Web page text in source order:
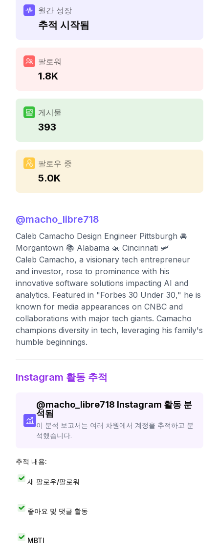
월간 성장
추적 시작됨
팔로워
1.8K
게시물
393
팔로우 중
5.0K
@macho_libre718
Caleb Camacho Design Engineer Pittsburgh 🚘
Morgantown 📚 Alabama 🚁 Cincinnati 🛩
Caleb Camacho, a visionary tech entrepreneur
and investor, rose to prominence with his
innovative software solutions impacting AI and
analytics. Featured in "Forbes 30 Under 30," he is
known for media appearances on CNBC and
collaborations with major tech giants. Camacho
champions diversity in tech, leveraging his family's
humble beginnings.
Instagram 활동 추적
@macho_libre718 Instagram 활동 분
석됨
이 분석 보고서는 여러 차원에서 계정을 추적하고 분
석했습니다.
추적 내용:
새 팔로우/팔로워
좋아요 및 댓글 활동
MBTI